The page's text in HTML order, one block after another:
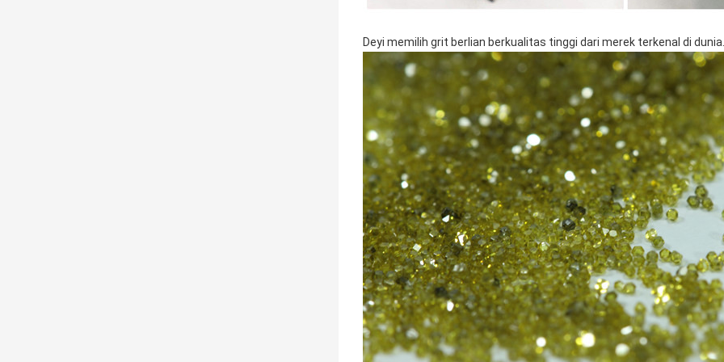
Deyi memilih grit berlian berkualitas tinggi dari merek terkenal di dunia.